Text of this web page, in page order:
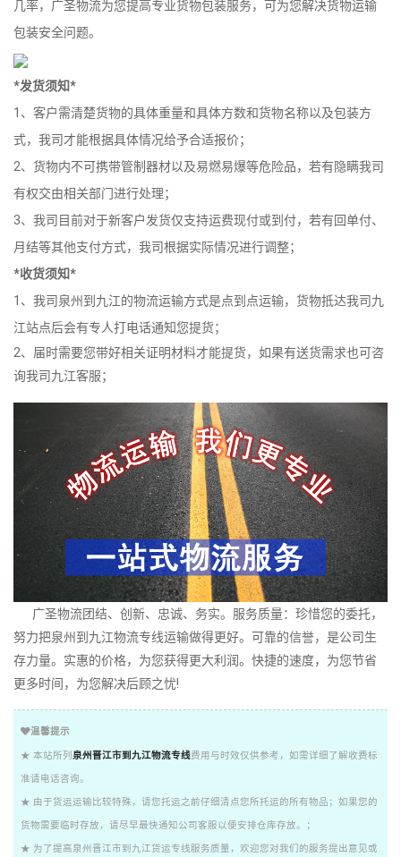
几率，广圣物流为您提高专业货物包装服务，可为您解决货物运输
包装安全问题。
*发货须知*
1、客户需清楚货物的具体重量和具体方数和货物名称以及包装方
式，我司才能根据具体情况给予合适报价；
2、货物内不可携带管制器材以及易燃易爆等危险品，若有隐瞒我司
有权交由相关部门进行处理；
3、我司目前对于新客户发货仅支持运费现付或到付，若有回单付、
月结等其他支付方式，我司根据实际情况进行调整；
*收货须知*
1、我司泉州到九江的物流运输方式是点到点运输，货物抵达我司九
江站点后会有专人打电话通知您提货；
2、届时需要您带好相关证明材料才能提货，如果有送货需求也可咨
询我司九江客服；
广圣物流团结、创新、忠诚、务实。服务质量：珍惜您的委托，
努力把泉州到九江物流专线运输做得更好。可靠的信誉，是公司生
存力量。实惠的价格，为您获得更大利润。快捷的速度，为您节省
更多时间，为您解决后顾之忧!
温馨提示
★ 本站所列 泉州晋江市到九江物流专线费用与时效仅供参考，如需详细了解收费标
准请电话咨询。
★ 由于货运运输比较特殊，请您托运之前仔细清点您所托运的所有物品；如果您的
货物需要临时存放，请尽早最快通知公司客服以便安排仓库存放。；
★ 为了提高泉州晋江市到九江货运专线服务质量，欢迎您对我们的服务提出意见或